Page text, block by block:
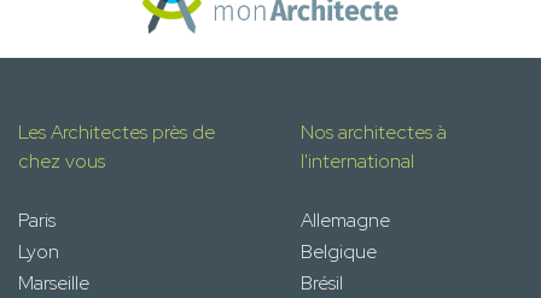
Les Architectes près de
chez vous
Paris
Lyon
Marseille
Nos architectes à
l'international
Allemagne
Belgique
Brésil